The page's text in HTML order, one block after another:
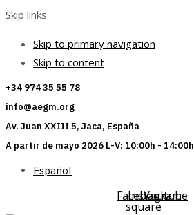
Skip links
Skip to primary navigation
Skip to content
+34 974 35 55 78
info@aegm.org
Av. Juan XXIII 5, Jaca, España
A partir de mayo 2026 L-V: 10:00h - 14:00h
Español
Facebook-
square
Instagram
Youtube